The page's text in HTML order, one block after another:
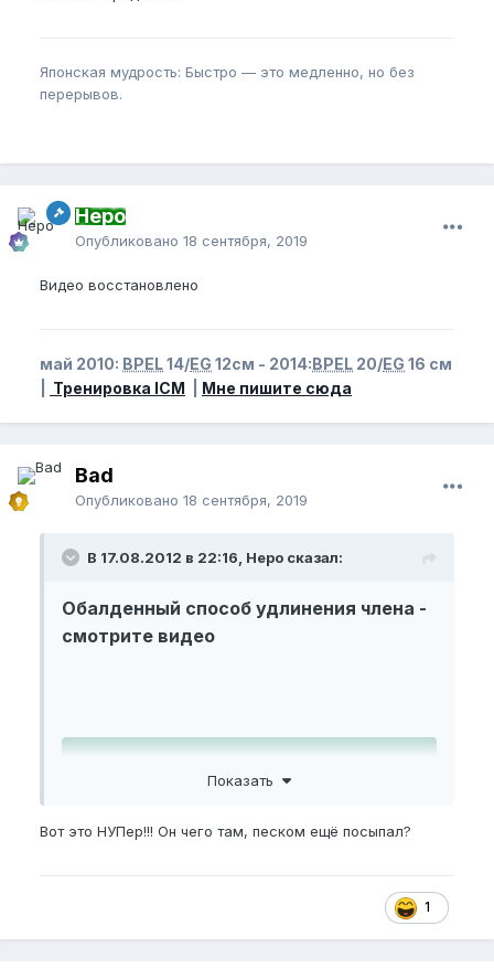
Японская мудрость: Быстро — это медленно, но без
перерывов.
Неро
Опубликовано 18 сентября, 2019
Видео восстановлено
май 2010: BPEL14/EG 12см - 2014:BPEL 20/EG 16 см
Тренировка ICM Мне пишите сюда
Bad
Опубликовано 18 сентября, 2019
В 17.08.2012 в 22:16, Неро сказал:
Обалденный способ удлинения члена -
смотрите видео
, чтобы увидеть скрытое видео.
Показать
Вот это НУПер!!! Он чего там, песком ещё посыпал?
1